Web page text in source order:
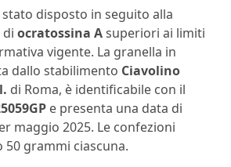
disposto in seguito alla
di ocratossina Asuperiori ai limiti
vigente. La granella in
dallo stabilimento Ciavolino
di Roma, è identificabile con il
e presenta una data di
maggio 2025. Le confezioni
50 grammi ciascuna.